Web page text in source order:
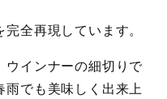
全再現しています。
ウインナーの細切りで
でも美味しく出来上